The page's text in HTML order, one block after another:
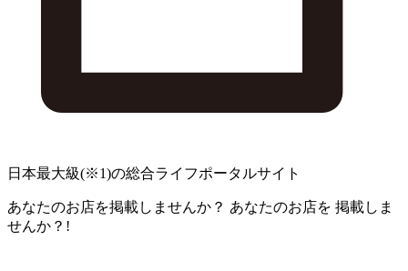
日本最大級(※1)の総合ライフポータルサイト
あなたのお店を掲載しませんか？ あなたのお店を 掲載しま
せんか？!